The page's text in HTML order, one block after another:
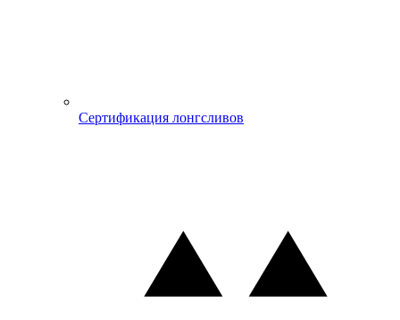
Сертификация лонгсливов